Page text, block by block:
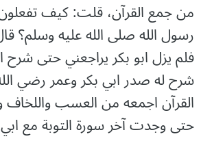
من جمع القرآن، قلت: كيف
رسول الله صلى الله عليه وسلم؟
فلم يزل ابو بكر يراجعني حتى
شرح له صدر ابي بكر وعمر رضي
القرآن اجمعه من العسب واللخاف
حتى وجدت آخر سورة التوبة مع